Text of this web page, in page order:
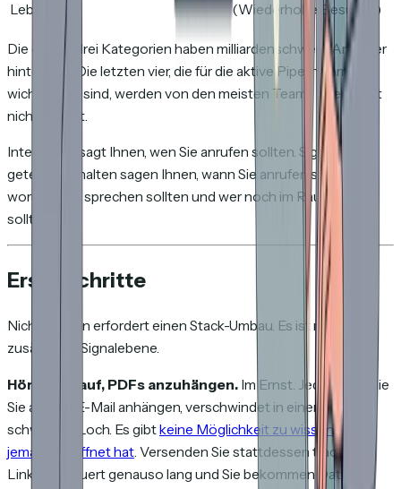
Leben?
(Wiederholte Besuche)
Die ersten drei Kategorien haben milliardenschwere Anbieter
hinter sich. Die letzten vier, die für die aktive Pipeline am
wichtigsten sind, werden von den meisten Teams überhaupt
nicht erfasst.
Intent data sagt Ihnen, wen Sie anrufen sollten. Signale aus
geteilten Inhalten sagen Ihnen, wann Sie anrufen sollten,
worüber Sie sprechen sollten und wer noch im Raum sein
sollte.
Erste Schritte
Nichts davon erfordert einen Stack-Umbau. Es ist nur eine
zusätzliche Signalebene.
Hören Sie auf, PDFs anzuhängen. Im Ernst. Jede Datei, die
Sie an eine E-Mail anhängen, verschwindet in einem
schwarzen Loch. Es gibtkeine Möglichkeit zu wissen, ob sie
jemand geöffnet hat. Versenden Sie stattdessen trackbare
Links. Es dauert genauso lang und Sie bekommen Daten